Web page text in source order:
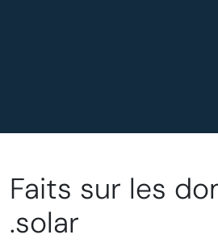
Faits sur les
.solar